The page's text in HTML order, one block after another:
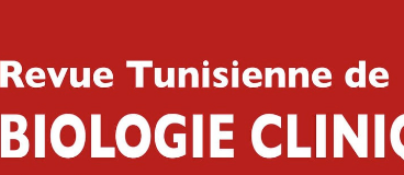
d’un cas et revue de la littérature